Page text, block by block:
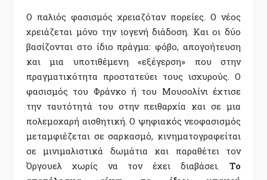
Ο παλιός φασισμός χρειαζόταν πορείες. Ο νέος
χρειάζεται μόνο την ιογενή διάδοση. Και οι δύο
βασίζονται στο ίδιο πράγμα: φόβο, απογοήτευση
και μια υποτιθέμενη «εξέγερση» που στην
πραγματικότητα προστατεύει τους ισχυρούς. Ο
φασισμός του Φράνκο ή του Μουσολίνι έχτισε
την ταυτότητά του στην πειθαρχία και σε μια
πολεμοχαρή αισθητική. Ο ψηφιακός νεοφασισμός
μεταμφιέζεται σε σαρκασμό, κινηματογραφείται
σε μινιμαλιστικά δωμάτια και παραθέτει τον
Όργουελ χωρίς να τον έχει διαβάσει.
Το